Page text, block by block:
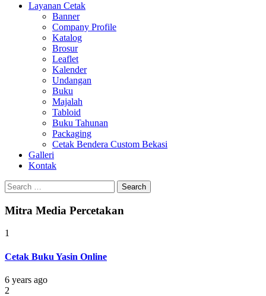
pernikahan murah online 24 jam
Layanan Cetak
Banner
Company Profile
Katalog
Brosur
Leaflet
Kalender
Undangan
Buku
Majalah
Tabloid
Buku Tahunan
Packaging
Cetak Bendera Custom Bekasi
Galleri
Kontak
Search
for:
Mitra Media Percetakan
1
Cetak Buku Yasin Online
6 years ago
2